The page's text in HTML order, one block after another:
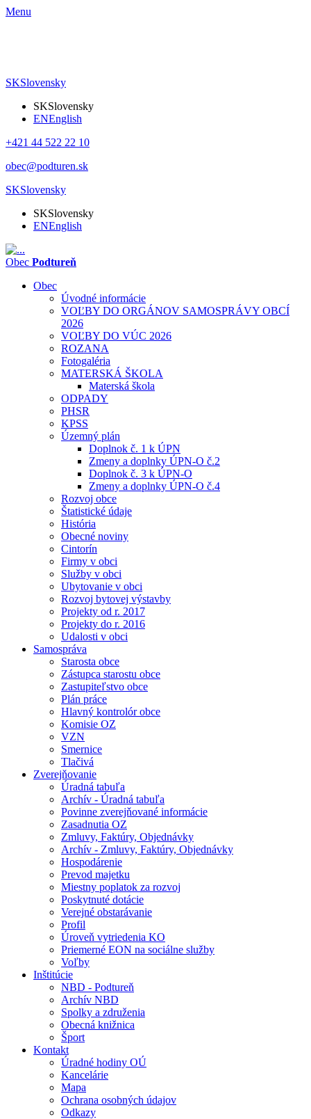
Menu
SKSlovensky
SKSlovensky
ENEnglish
+421 44 522 22 10
obec@podturen.sk
SKSlovensky
SKSlovensky
ENEnglish
Obec Podtureň
Obec
Úvodné informácie
VOĽBY DO ORGÁNOV SAMOSPRÁVY OBCÍ
2026
VOĽBY DO VÚC 2026
ROZANA
Fotogaléria
MATERSKÁ ŠKOLA
Materská škola
ODPADY
PHSR
KPSS
Územný plán
Doplnok č. 1 k ÚPN
Zmeny a doplnky ÚPN-O č.2
Doplnok č. 3 k ÚPN-O
Zmeny a doplnky ÚPN-O č.4
Rozvoj obce
Štatistické údaje
História
Obecné noviny
Cintorín
Firmy v obci
Služby v obci
Ubytovanie v obci
Rozvoj bytovej výstavby
Projekty od r. 2017
Projekty do r. 2016
Udalosti v obci
Samospráva
Starosta obce
Zástupca starostu obce
Zastupiteľstvo obce
Plán práce
Hlavný kontrolór obce
Komisie OZ
VZN
Smernice
Tlačivá
Zverejňovanie
Úradná tabuľa
Archív - Úradná tabuľa
Povinne zverejňované informácie
Zasadnutia OZ
Zmluvy, Faktúry, Objednávky
Archív - Zmluvy, Faktúry, Objednávky
Hospodárenie
Prevod majetku
Miestny poplatok za rozvoj
Poskytnuté dotácie
Verejné obstarávanie
Profil
Úroveň vytriedenia KO
Priemerné EON na sociálne služby
Voľby
Inštitúcie
NBD - Podtureň
Archív NBD
Spolky a združenia
Obecná knižnica
Šport
Kontakt
Úradné hodiny OÚ
Kancelárie
Mapa
Ochrana osobných údajov
Odkazy